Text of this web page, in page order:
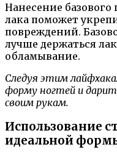
Нанесение
лака поможет
повреждений.
лучше держаться
обламывание.
Следуя этим
форму ногтей и
своим рукам.
Использование
идеальной